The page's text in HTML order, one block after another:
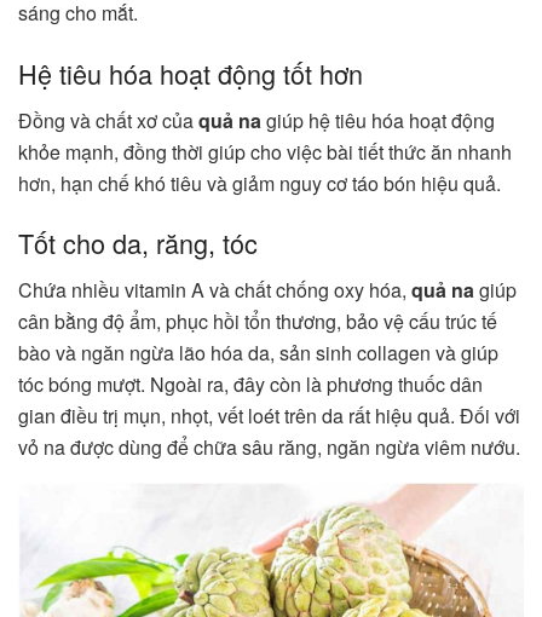
sáng cho mắt.
Hệ tiêu hóa hoạt động tốt hơn
Đồng và chất xơ củaquả nagiúp hệ tiêu hóa hoạt động
khỏe mạnh, đồng thời giúp cho việc bài tiết thức ăn nhanh
hơn, hạn chế khó tiêu và giảm nguy cơ táo bón hiệu quả.
Tốt cho da, răng, tóc
Chứa nhiều vitamin A và chất chống oxy hóa, quả nagiúp
cân bằng độ ẩm, phục hồi tổn thương, bảo vệ cấu trúc tế
bào và ngăn ngừa lão hóa da, sản sinh collagen và giúp
tóc bóng mượt. Ngoài ra, đây còn là phương thuốc dân
gian điều trị mụn, nhọt, vết loét trên da rất hiệu quả. Đối với
vỏ na được dùng để chữa sâu răng, ngăn ngừa viêm nướu.